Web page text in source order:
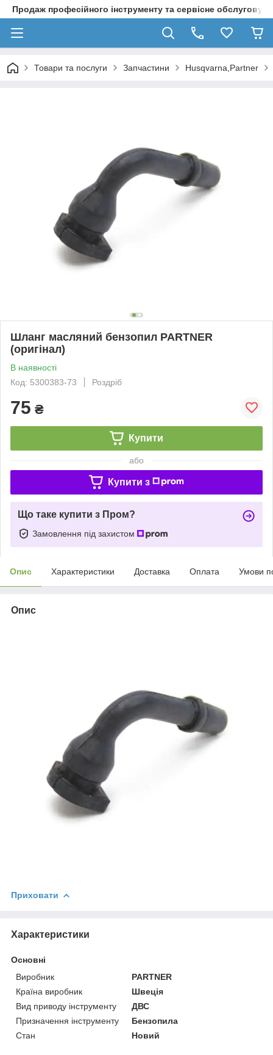
Продаж професійного інструменту та сервісне
Товари та послуги Запчастини Husqvarna,Partner
Шланг масляний бензопил PARTNER
(оригінал)
В наявності
Код: 5300383-73
Роздріб
75 ₴
Купити
або
Купити з
Що таке купити з Пром?
Замовлення під захистом
Опис Характеристики Доставка Оплата Умови
Опис
Приховати
Характеристики
Основні
Виробник
PARTNER
Країна виробник
Швеція
Вид приводу інструменту
ДВС
Призначення інструменту
Бензопила
Стан
Новий